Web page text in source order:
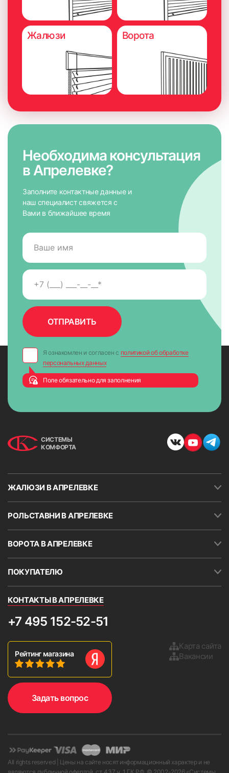
Жалюзи Ворота
Необходима консультация
в Апрелевке?
Заполните контактные данные и
наш специалист свяжется с
Вами в ближайшее время
Я ознакомлен и согласен с политикой об обработке
персональных данных
Поле обязательно для заполнения
СИСТЕМЫ
КОМФОРТА
ЖАЛЮЗИ В АПРЕЛЕВКЕ
РОЛЬСТАВНИ В АПРЕЛЕВКЕ
ВОРОТА В АПРЕЛЕВКЕ
ПОКУПАТЕЛЮ
КОНТАКТЫ В АПРЕЛЕВКЕ
+7 495 152-52-51
Рейтинг магазина
Карта сайта
Вакансии
Задать вопрос
All rights reserved | Цены на сайте носят информационный характер и не